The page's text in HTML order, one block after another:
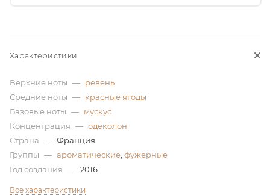
Характеристики
Верхние ноты — ревень
Средние ноты — красные ягоды
Базовые ноты — мускус
Концентрация — одеколон
Страна — Франция
Группы — ароматические фужерные
Год создания — 2016
Все характеристики